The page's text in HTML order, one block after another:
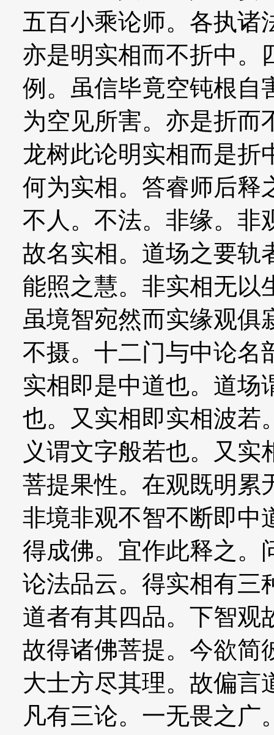
五百小乘论师。各执诸
亦是明实相而不折中。
例。虽信毕竟空钝根自
为空见所害。亦是折而
龙树此论明实相而是折
何为实相。答睿师后释
不人。不法。非缘。非
故名实相。道场之要轨
能照之慧。非实相无以
虽境智宛然而实缘观俱
不摄。十二门与中论名
实相即是中道也。道场
也。又实相即实相波若
义谓文字般若也。又
菩提果性。在观既明累
非境非观不智不断即中
得成佛。宜作此释之。
论法品云。得实相有三
道者有其四品。下智观
故得诸佛菩提。今欲简
大士方尽其理。故偏言
凡有三论。一无畏之广